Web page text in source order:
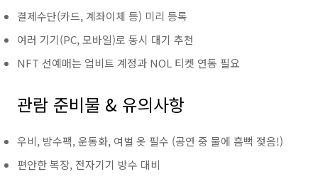
결제수단(카드, 계좌이체 등) 미리 등록
여러 기기(PC, 모바일)로 동시 대기 추천
NFT 선예매는 업비트 계정과 NOL 티켓 연동 필요
관람 준비물 & 유의사항
우비, 방수팩, 운동화, 여벌 옷 필수 (공연 중 물에 흠뻑 젖음!)
편안한 복장, 전자기기 방수 대비